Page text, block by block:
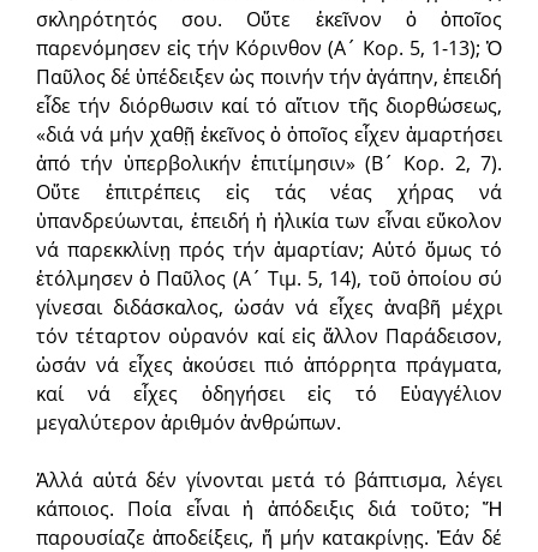
σκληρότητός σου. Οὔτε ἐκεῖνον ὁ ὁποῖος
παρενόμησεν εἰς τήν Κόρινθον (Α´ Κορ. 5, 1-13); Ὁ
Παῦλος δέ ὑπέδειξεν ὡς ποινήν τήν ἀγάπην, ἐπειδή
εἶδε τήν διόρθωσιν καί τό αἴτιον τῆς διορθώσεως,
«διά νά μήν χαθῇ ἐκεῖνος ὁ ὁποῖος εἶχεν ἁμαρτήσει
ἀπό τήν ὑπερβολικήν ἐπιτίμησιν» (Β´ Κορ. 2, 7).
Οὔτε ἐπιτρέπεις εἰς τάς νέας χήρας νά
ὑπανδρεύωνται, ἐπειδή ἡ ἡλικία των εἶναι εὔκολον
νά παρεκκλίνῃ πρός τήν ἁμαρτίαν; Αὐτό ὅμως τό
ἐτόλμησεν ὁ Παῦλος (Α´ Τιμ. 5, 14), τοῦ ὁποίου σύ
γίνεσαι διδάσκαλος, ὡσάν νά εἶχες ἀναβῆ μέχρι
τόν τέταρτον οὐρανόν καί εἰς ἄλλον Παράδεισον,
ὡσάν νά εἶχες ἀκούσει πιό ἀπόρρητα πράγματα,
καί νά εἶχες ὁδηγήσει εἰς τό Εὐαγγέλιον
μεγαλύτερον ἀριθμόν ἀνθρώπων.
Ἀλλά αὐτά δέν γίνονται μετά τό βάπτισμα, λέγει
κάποιος. Ποία εἶναι ἡ ἀπόδειξις διά τοῦτο; Ἤ
παρουσίαζε ἀποδείξεις, ἤ μήν κατακρίνῃς. Ἐάν δέ